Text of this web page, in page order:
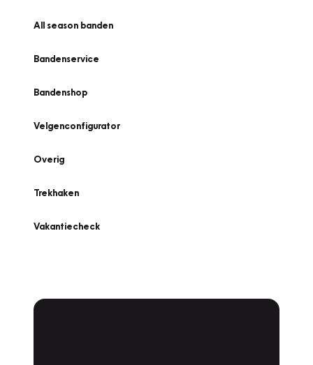
All season banden
Bandenservice
Bandenshop
Velgenconfigurator
Overig
Trekhaken
Vakantiecheck